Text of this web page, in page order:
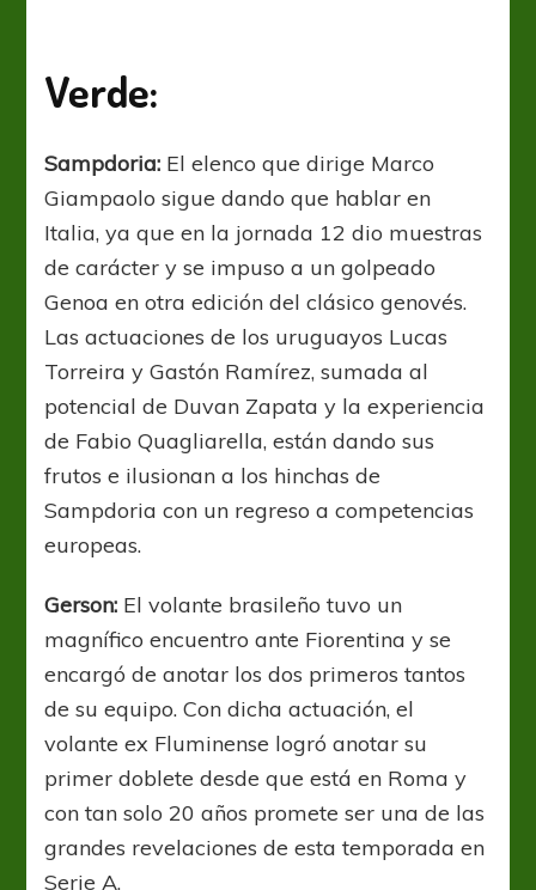
Verde:
Sampdoria: El elenco que dirige Marco
Giampaolo sigue dando que hablar en
Italia, ya que en la jornada 12 dio muestras
de carácter y se impuso a un golpeado
Genoa en otra edición del clásico genovés.
Las actuaciones de los uruguayos Lucas
Torreira y Gastón Ramírez, sumada al
potencial de Duvan Zapata y la experiencia
de Fabio Quagliarella, están dando sus
frutos e ilusionan a los hinchas de
Sampdoria con un regreso a competencias
europeas.
Gerson: El volante brasileño tuvo un
magnífico encuentro ante Fiorentina y se
encargó de anotar los dos primeros tantos
de su equipo. Con dicha actuación, el
volante ex Fluminense logró anotar su
primer doblete desde que está en Roma y
con tan solo 20 años promete ser una de las
grandes revelaciones de esta temporada en
Serie A.